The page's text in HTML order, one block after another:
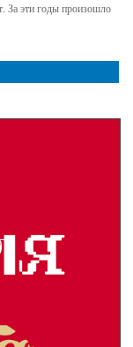
За эти годы произошло